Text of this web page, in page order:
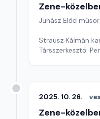
Zene-
Juhász Előd
Strausz Kálmán
Társszerkesztő:
2025. 10. 26.
Zene-